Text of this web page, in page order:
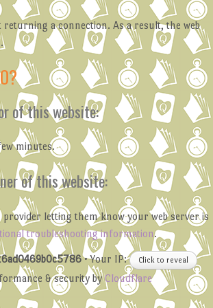
returning a connection. As a result, the web
of this website:
minutes.
of this website:
letting them know your web server is
troubleshooting information.
• Your IP: Click to reveal
& security by Cloudflare